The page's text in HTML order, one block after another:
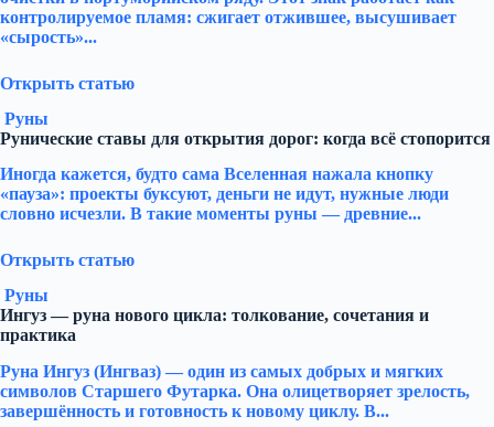
контролируемое пламя: сжигает отжившее, высушивает
«сырость»...
Открыть статью
Руны
Рунические ставы для открытия дорог: когда всё стопорится
Иногда кажется, будто сама Вселенная нажала кнопку
«пауза»: проекты буксуют, деньги не идут, нужные люди
словно исчезли. В такие моменты руны — древние...
Открыть статью
Руны
Ингуз — руна нового цикла: толкование, сочетания и
практика
Руна Ингуз (Ингваз) — один из самых добрых и мягких
символов Старшего Футарка. Она олицетворяет зрелость,
завершённость и готовность к новому циклу. В...